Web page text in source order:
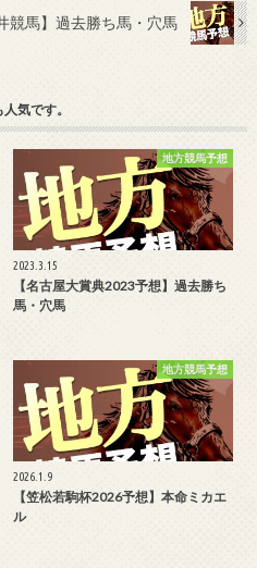
競馬】過去勝ち馬・穴馬
気です。
地方競馬予想
2023.3.15
【名古屋大賞典2023予想】過去勝ち
馬・穴馬
地方競馬予想
2026.1.9
【笠松若駒杯2026予想】本命ミカエ
ル